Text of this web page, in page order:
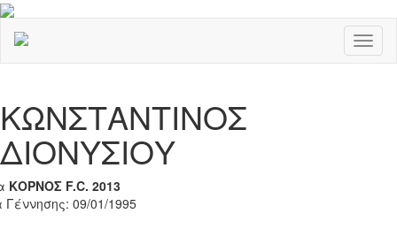
ΚΩΝΣΤΑΝΤΙΝΟΣ
ΔΙΟΝΥΣΙΟΥ
ΚΟΡΝΟΣ F.C. 2013
Γέννησης: 09/01/1995